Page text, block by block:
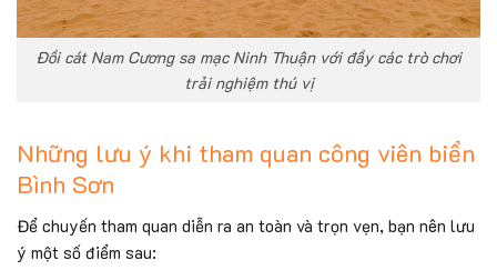
Đồi cát Nam Cương sa mạc Ninh Thuận với đầy các trò chơi
trải nghiệm thú vị
Những lưu ý khi tham quan công viên biển
Bình Sơn
Để chuyến tham quan diễn ra an toàn và trọn vẹn, bạn nên lưu
ý một số điểm sau: